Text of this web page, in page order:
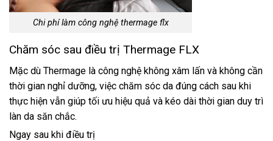
Chi phí làm công nghệ thermage flx
Chăm sóc sau điều trị Thermage FLX
Mặc dù Thermage là công nghệ không xâm lấn và không cần
thời gian nghỉ dưỡng, việc chăm sóc da đúng cách sau khi
thực hiện vẫn giúp tối ưu hiệu quả và kéo dài thời gian duy trì
làn da săn chắc.
Ngay sau khi điều trị